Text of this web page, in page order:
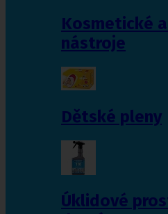
Kosmetické
nástroje
Dětské pleny
Úklidové